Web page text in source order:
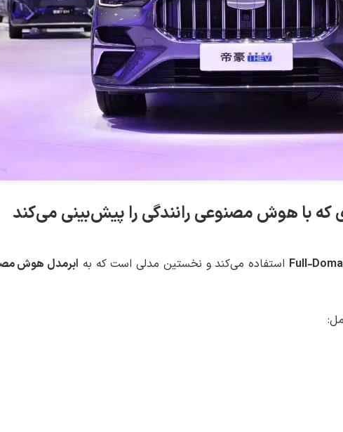
با هوش مصنوعی رانندگی را پیش‌بینی می‌کند
استفاده می‌کند و نخستین مدلی است که به